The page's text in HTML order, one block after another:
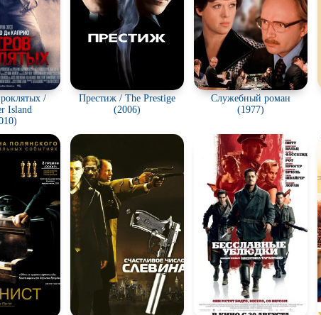
/
Island
Престиж / The Prestige
(2006)
Служебный роман
(1977)